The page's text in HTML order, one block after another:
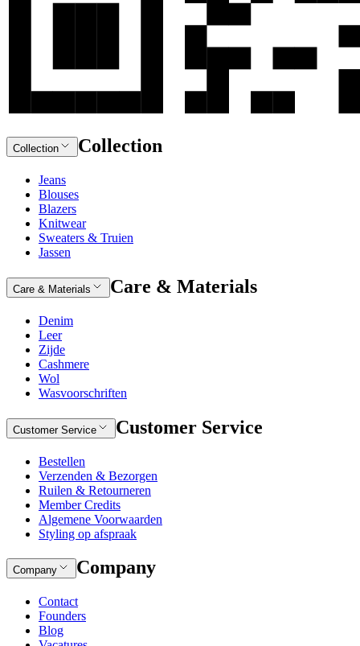
Collection Collection
Jeans
Blouses
Blazers
Knitwear
Sweaters & Truien
Jassen
Care & Materials Care & Materials
Denim
Leer
Zijde
Cashmere
Wol
Wasvoorschriften
Customer Service Customer Service
Bestellen
Verzenden & Bezorgen
Ruilen & Retourneren
Member Credits
Algemene Voorwaarden
Styling op afspraak
Company Company
Contact
Founders
Blog